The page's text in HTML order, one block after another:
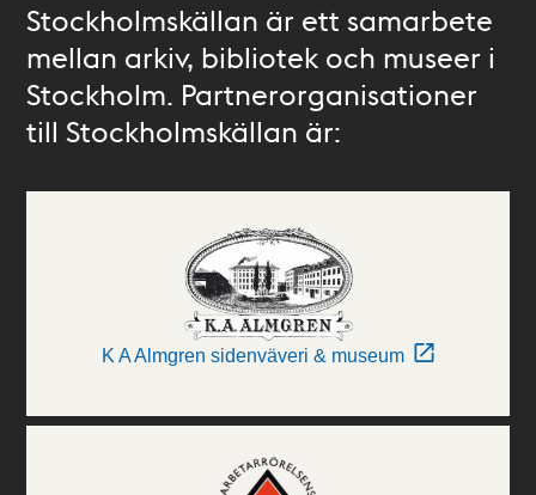
Stockholmskällan är ett samarbete
mellan arkiv, bibliotek och museer i
Stockholm. Partnerorganisationer
till Stockholmskällan är:
K A Almgren sidenväveri & museum